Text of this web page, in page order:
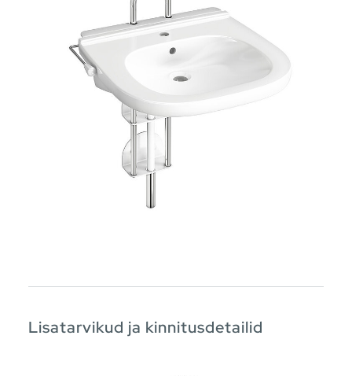
Lisatarvikud ja kinnitusdetailid